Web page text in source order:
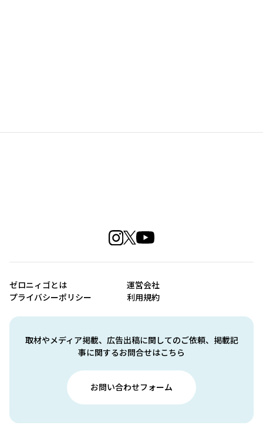
取材やメディア掲載、広告出稿に関してのご依頼、掲載記
事に関するお問合せはこちら
お問い合わせフォーム
ゼロニィゴとは
運営会社
プライバシーポリシー
利用規約